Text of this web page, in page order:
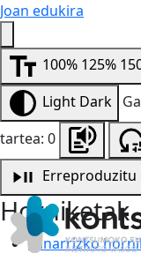
Joan edukira
100% 125%
Light Dark
tartea: 0
Erreproduzitu
Horniketak
Oinarrizko